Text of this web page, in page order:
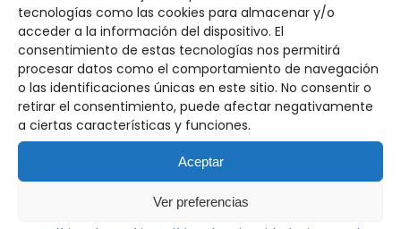
tecnologías como las cookies para almacenar y/o
acceder a la información del dispositivo. El
consentimiento de estas tecnologías nos permitirá
procesar datos como el comportamiento de navegación
o las identificaciones únicas en este sitio. No consentir o
retirar el consentimiento, puede afectar negativamente
a ciertas características y funciones.
Aceptar
Ver preferencias
precio
original
era:
45.00 €.
precio
actual
es:
35.00 €.
OFERTA
Únete anuestra comunidady descubre antes que
nadie nuestros próximos drops, noticias y restocks
Email
Suscríbete